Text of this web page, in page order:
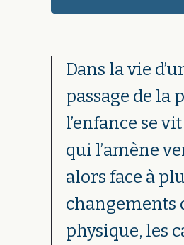
Dans la vie
passage de la
l’enfance se
qui l’amène
alors face à
changements
physique, les